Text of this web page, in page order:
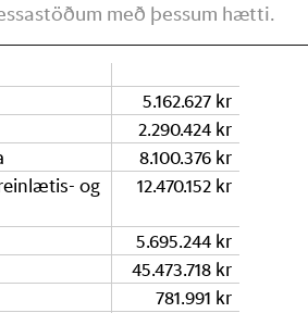
með þessum hætti.
5.162.627 kr
2.290.424 kr
8.100.376 kr
og
12.470.152 kr
5.695.244 kr
45.473.718 kr
781.991 kr